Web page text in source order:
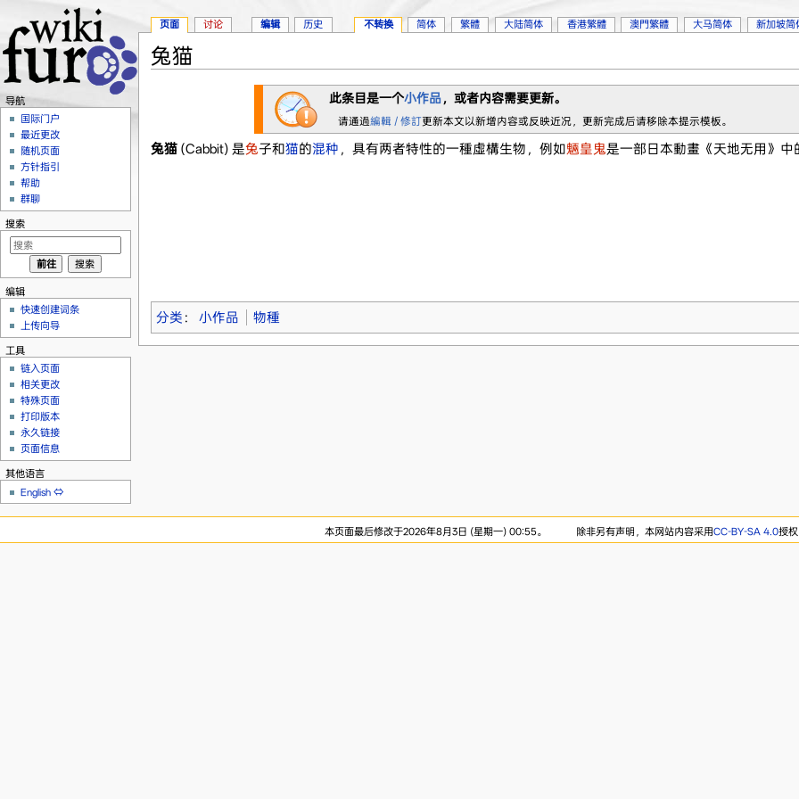
兔猫
此条目是一个小作品，或者内容需要更新。
请通過編輯 / 修訂更新本文以新增内容或反映近况，更新完成后请移除本提示模板。
兔猫(Cabbit) 是兔子和猫的混种 ，具有两者特性的一種虛構生物，例如魎皇鬼是一部日本動畫《天地无用》中
分类 ： 小作品 物種
页面 讨论 编辑 历史 不转换 简体 繁體 大陆简体 香港繁體 澳門繁體 大马简体 新加坡简
导航
国际门户
最近更改
随机页面
方针指引
帮助
群聊
搜索
编辑
快速创建词条
上传向导
工具
链入页面
相关更改
特殊页面
打印版本
永久链接
页面信息
其他语言
English ⇔
本页面最后修改于2026年8月3日 (星期一) 00:55。 除非另有声明，本网站内容采用CC-BY-SA 4.0授权